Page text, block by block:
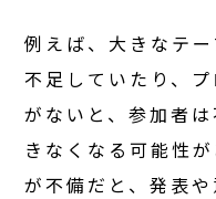
例えば、大きなテ
不足していたり、
がないと、参加者
きなくなる可能性
が不備だと、発表